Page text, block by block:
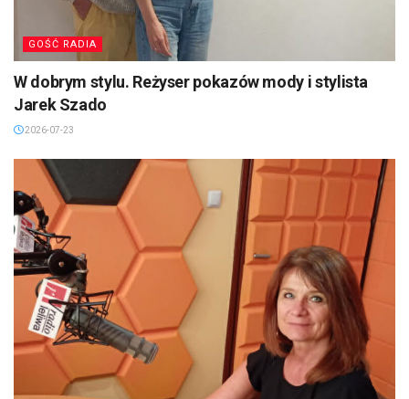
GOŚĆ RADIA
W dobrym stylu. Reżyser pokazów mody i stylista
Jarek Szado
2026-07-23